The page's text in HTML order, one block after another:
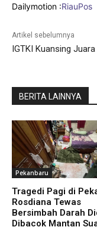
Dailymotion :RiauPos
Artikel sebelumnya
IGTKI Kuansing Juara
BERITA LAINNYA
Pekanbaru
Tragedi Pagi di
Rosdiana Tewas
Bersimbah Darah
Dibacok Mantan